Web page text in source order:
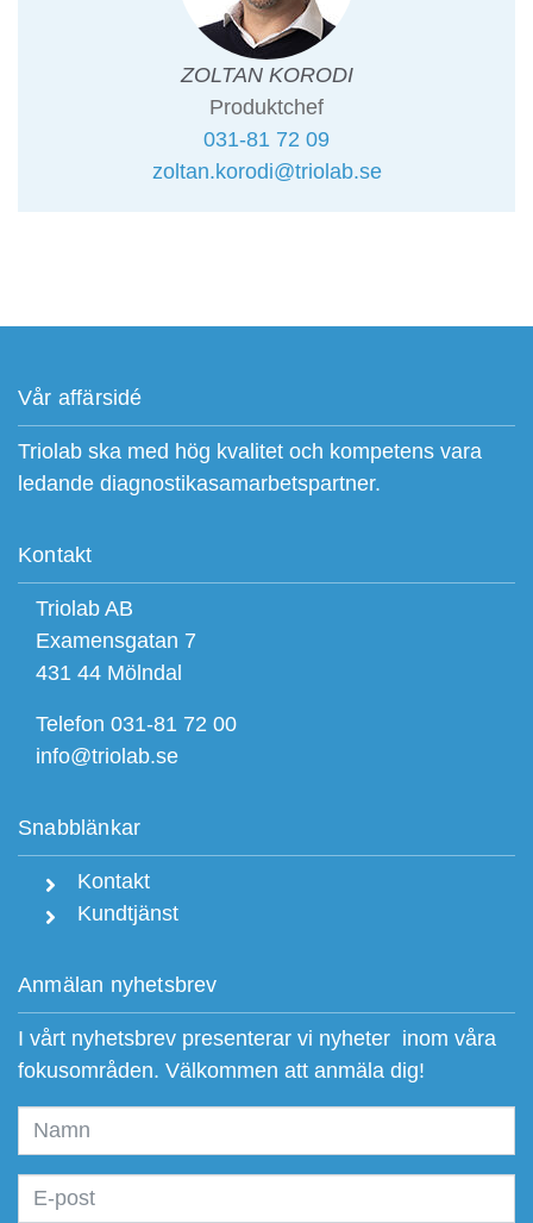
ZOLTAN KORODI
Produktchef
031-81 72 09
zoltan.korodi@triolab.se
Vår affärsidé
Triolab ska med hög kvalitet och kompetens vara
ledande diagnostikasamarbetspartner.
Kontakt
Triolab AB
Examensgatan 7
431 44 Mölndal
Telefon 031-81 72 00
info@triolab.se
Snabblänkar
Kontakt
Kundtjänst
Anmälan nyhetsbrev
I vårt nyhetsbrev presenterar vi nyheter inom våra
fokusområden. Välkommen att anmäla dig!